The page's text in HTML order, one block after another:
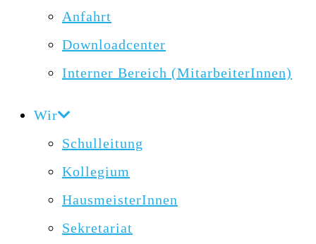
Anfahrt
Downloadcenter
Interner Bereich (MitarbeiterInnen)
Wir
Schulleitung
Kollegium
HausmeisterInnen
Sekretariat